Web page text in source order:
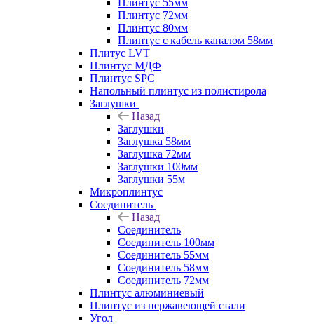
Плинтус 72мм
Плинтус 80мм
Плинтус с кабель каналом 58мм
Плитус LVT
Плинтус МДФ
Плинтус SPC
Напольный плинтус из полистирола
Заглушки
Назад
Заглушки
Заглушка 58мм
Заглушка 72мм
Заглушки 100мм
Заглушки 55м
Микроплинтус
Соединитель
Назад
Соединитель
Соединитель 100мм
Соединитель 55мм
Соединитель 58мм
Соединитель 72мм
Плинтус алюминиевый
Плинтус из нержавеющей стали
Угол